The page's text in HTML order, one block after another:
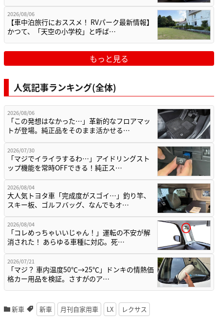
2026/08/06
【車中泊旅行におススメ！ RVパーク最新情報】
かつて、「天空の小学校」と呼ば…
もっと見る
人気記事ランキング(全体)
2026/08/06
「この発想はなかった…」革新的なフロアマッ
トが登場。純正品をそのまま活かせる…
2026/07/30
「マジでイライラするわ…」アイドリングスト
ップ機能を常時OFFできる！純正ス…
2026/08/04
大人気トヨタ車「完成度がスゴイ…」釣り竿、
スキー板、ゴルフバッグ、なんでもオ…
2026/08/04
「コレめっちゃいいじゃん！」運転の不安が解
消された！ あらゆる車種に対応。死…
2026/07/21
「マジ？ 車内温度50℃→25℃」ドンキの情熱価
格カー用品を検証。さすがのア…
新車 新車 月刊自家用車 LX レクサス